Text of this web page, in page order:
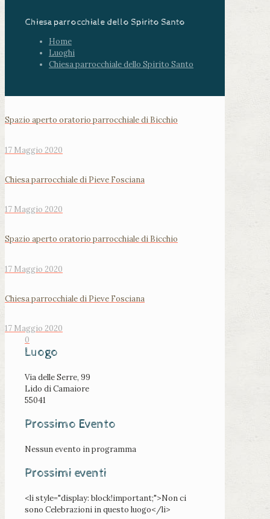
Chiesa parrocchiale dello Spirito Santo
Home
Luoghi
Chiesa parrocchiale dello Spirito Santo
Spazio aperto oratorio parrocchiale di Bicchio
17 Maggio 2020
Chiesa parrocchiale di Pieve Fosciana
17 Maggio 2020
Spazio aperto oratorio parrocchiale di Bicchio
17 Maggio 2020
Chiesa parrocchiale di Pieve Fosciana
17 Maggio 2020
0
Luogo
Via delle Serre, 99
Lido di Camaiore
55041
Prossimo Evento
Nessun evento in programma
Prossimi eventi
<li style="display: block!important;">Non ci
sono Celebrazioni in questo luogo</li>